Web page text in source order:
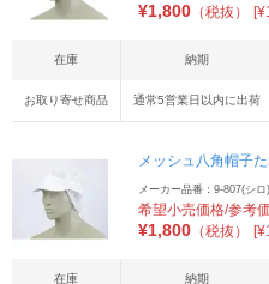
¥1,800 （税抜）
在庫 納期
お取り寄せ商品 通常5営業日以内に出荷
メッシュ八角帽子
メーカー品番：9-807(シロ)
希望小売価格/参考
¥1,800 （税抜）
在庫 納期